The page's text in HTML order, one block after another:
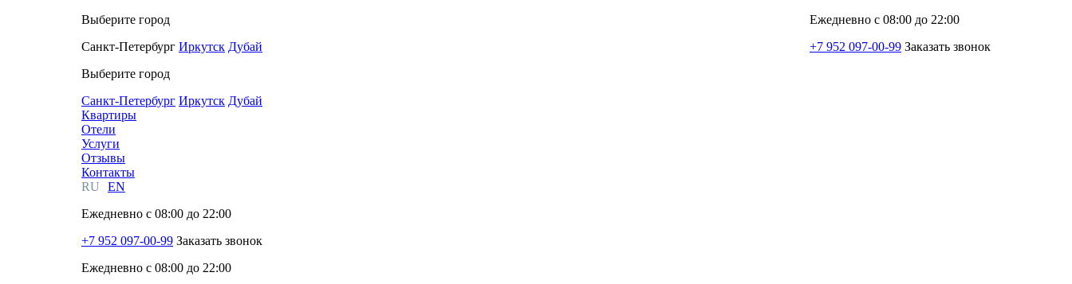
Выберите город
Санкт-Петербург Иркутск Дубай
Ежедневно с 08:00 до 22:00
+7 952 097-00-99 Заказать звонок
Выберите город
Санкт-Петербург Иркутск Дубай
Квартиры
Отели
Услуги
Отзывы
Контакты
RU
EN
Ежедневно с 08:00 до 22:00
+7 952 097-00-99 Заказать звонок
Ежедневно с 08:00 до 22:00